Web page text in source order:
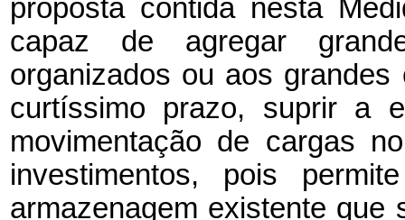
proposta contida nesta
capaz de agregar
organizados ou aos
curtíssimo prazo, suprir a
movimentação de cargas
investimentos, pois
armazenagem existente